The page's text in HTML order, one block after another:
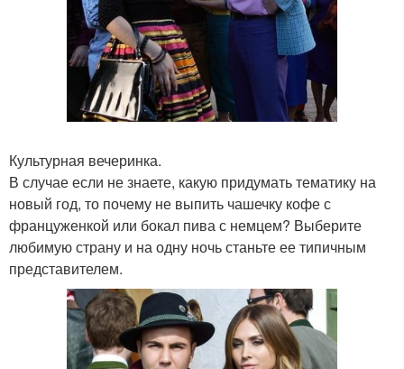
Культурная вечеринка.
В случае если не знаете, какую придумать тематику на
новый год, то почему не выпить чашечку кофе с
француженкой или бокал пива с немцем? Выберите
любимую страну и на одну ночь станьте ее типичным
представителем.